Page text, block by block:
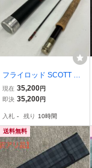
フライロッド SCOTT ス
コット G804 8'0 #4 2p
cs アルミケース付属
現在 35,200円
即決 35,200円
入札 - 残り 10時間
送料無料